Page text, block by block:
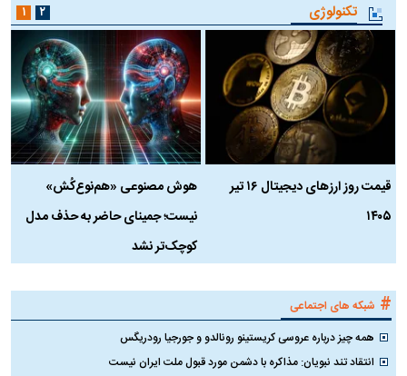
تکنولوژی
قیمت روز ارز‌های دیجیتال ۱۶ تیر
۱۴۰۵
هوش مصنوعی «هم‌نوع‌کُش»
نیست؛ جمینای حاضر به حذف مدل
کوچک‌تر نشد
۱ ۲
# شبکه های اجتماعی
همه چیز درباره عروسی کریستینو رونالدو و جورجیا رودریگس
انتقاد تند نبویان: مذاکره با دشمن مورد قبول ملت ایران نیست